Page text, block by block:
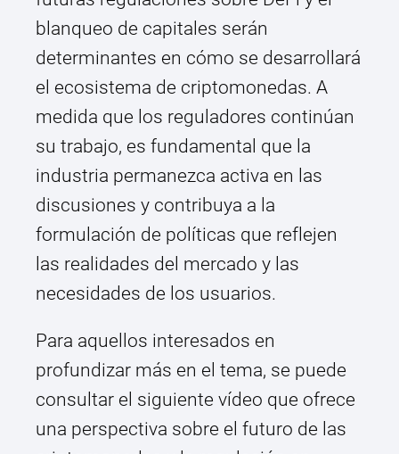
blanqueo de capitales serán
determinantes en cómo se desarrollará
el ecosistema de criptomonedas. A
medida que los reguladores continúan
su trabajo, es fundamental que la
industria permanezca activa en las
discusiones y contribuya a la
formulación de políticas que reflejen
las realidades del mercado y las
necesidades de los usuarios.
Para aquellos interesados en
profundizar más en el tema, se puede
consultar el siguiente vídeo que ofrece
una perspectiva sobre el futuro de las